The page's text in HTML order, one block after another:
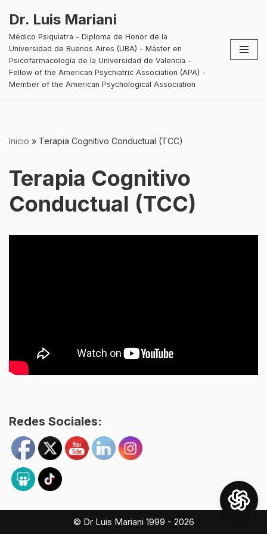
Saltar
al
contenido
Dr. Luis Mariani
Médico Psiquiatra - Diploma de Honor de la
Universidad de Buenos Aires (UBA) - Máster en
Psicofarmacología de la Universidad de Valencia -
Fellow of the American Psychiatric Association (APA) -
Member of the American Psychological Association
Inicio » Terapia Cognitivo Conductual (TCC)
Terapia Cognitivo
Conductual (TCC)
Redes Sociales:
© Dr Luis Mariani 1999 - 2026